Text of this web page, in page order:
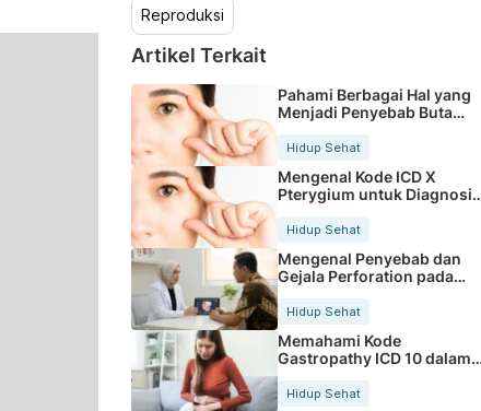
Reproduksi
Artikel Terkait
Pahami Berbagai Hal yang
Menjadi Penyebab Buta
Hidup Sehat
Mengenal Kode ICD X
Pterygium untuk Diagnosis
Hidup Sehat
Mengenal Penyebab dan
Gejala Perforation pada
Tubuh
Hidup Sehat
Memahami Kode
Gastropathy ICD 10 dalam
Rekam Medis Pasien
Hidup Sehat